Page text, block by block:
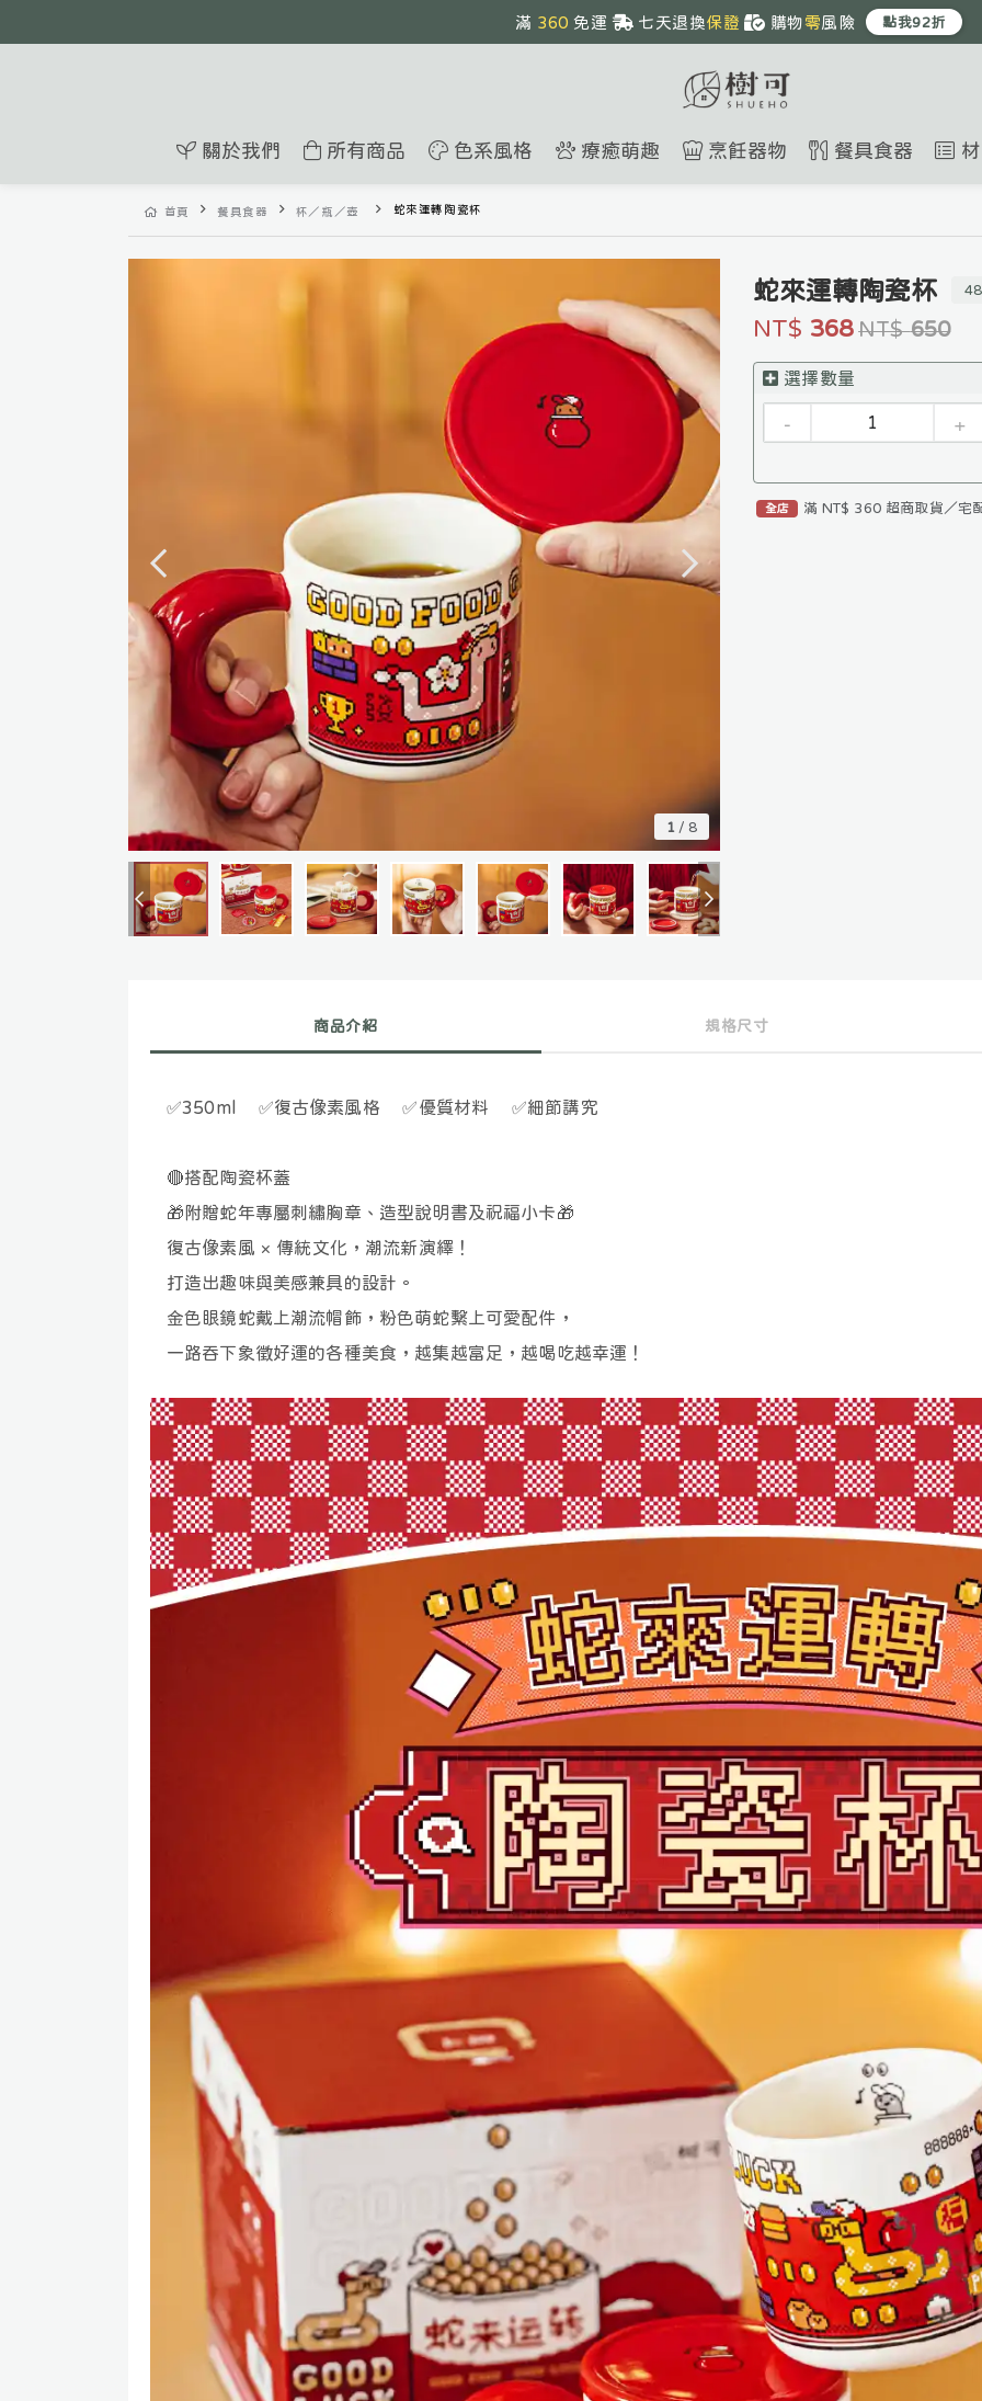
滿 360 免運 七天退換保證
周末優惠中
購物零風險
1~3天到貨
點我92折
關於我們 所有商品 色系風格 療癒萌趣 烹飪器物 餐具食器
首頁 餐具食器 杯／瓶／壺 蛇來運轉陶瓷杯
1 / 8
蛇來運轉陶瓷杯
NT$ 368 NT$650
選擇數量
- +
全店 滿 NT$ 360 超商取貨／宅
商品介紹 規格尺寸
✅350ml ✅復古像素風格✅優質材料 ✅細節講究
🔴搭配陶瓷杯蓋
🎁附贈蛇年專屬刺繡胸章、造型說明書及祝福小卡🎁
復古像素風 × 傳統文化，潮流新演繹！
打造出趣味與美感兼具的設計。
金色眼鏡蛇戴上潮流帽飾，粉色萌蛇繫上可愛配件，
一路吞下象徵好運的各種美食，越集越富足，越喝吃越幸運！